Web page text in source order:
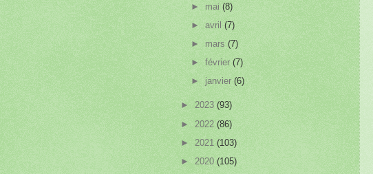
► mai(8)
►avril(7)
►mars(7)
►février(7)
► janvier(6)
► 2023 (93)
► 2022 (86)
► 2021 (103)
► 2020 (105)